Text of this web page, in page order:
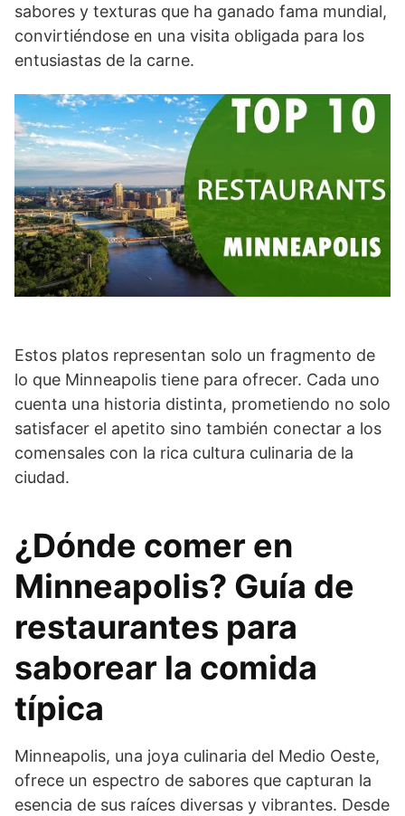
sabores y texturas que ha ganado fama mundial,
convirtiéndose en una visita obligada para los
entusiastas de la carne.
Estos platos representan solo un fragmento de
lo que Minneapolis tiene para ofrecer. Cada uno
cuenta una historia distinta, prometiendo no solo
satisfacer el apetito sino también conectar a los
comensales con la rica cultura culinaria de la
ciudad.
¿Dónde comer en
Minneapolis? Guía de
restaurantes para
saborear la comida
típica
Minneapolis, una joya culinaria del Medio Oeste,
ofrece un espectro de sabores que capturan la
esencia de sus raíces diversas y vibrantes. Desde